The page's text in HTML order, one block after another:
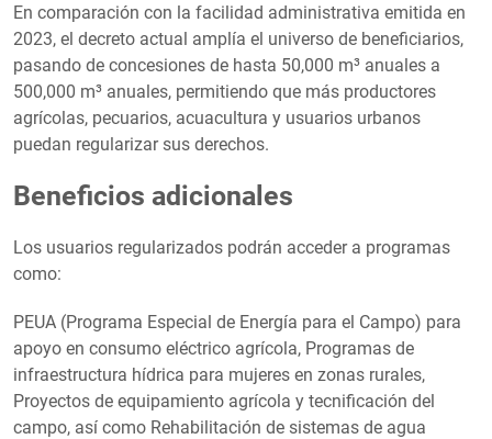
En comparación con la facilidad administrativa emitida en
2023, el decreto actual amplía el universo de beneficiarios,
pasando de concesiones de hasta 50,000 m³ anuales a
500,000 m³ anuales, permitiendo que más productores
agrícolas, pecuarios, acuacultura y usuarios urbanos
puedan regularizar sus derechos.
Beneficios adicionales
Los usuarios regularizados podrán acceder a programas
como:
PEUA (Programa Especial de Energía para el Campo) para
apoyo en consumo eléctrico agrícola, Programas de
infraestructura hídrica para mujeres en zonas rurales,
Proyectos de equipamiento agrícola y tecnificación del
campo, así como Rehabilitación de sistemas de agua